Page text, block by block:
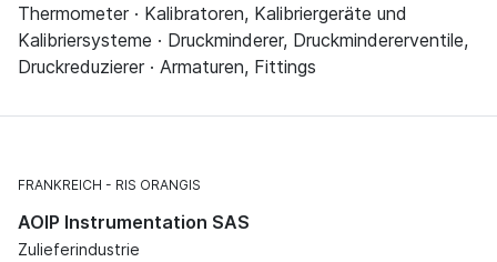
Thermometer · Kalibratoren, Kalibriergeräte und
Kalibriersysteme · Druckminderer, Druckmindererventile,
Druckreduzierer · Armaturen, Fittings
FRANKREICH RIS ORANGIS
AOIP Instrumentation SAS
Zulieferindustrie